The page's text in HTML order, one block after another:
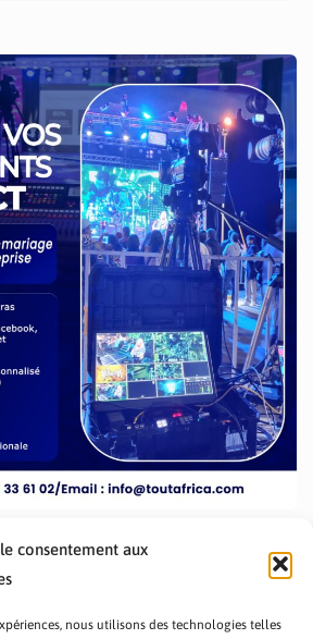
consentement aux
nous utilisons des technologies telles